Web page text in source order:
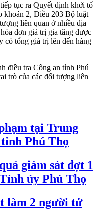
tục ra Quyết định khởi tố
khoản 2, Điều 203 Bộ luật
liên quan ở nhiều địa
đơn giá trị gia tăng được
có tổng giá trị lên đến hàng
điều tra Công an tỉnh Phú
trò của các đối tượng liên
tại Trung
Phú Thọ
giám sát đợt 1
ủy Phú Thọ
làm 2 người tử